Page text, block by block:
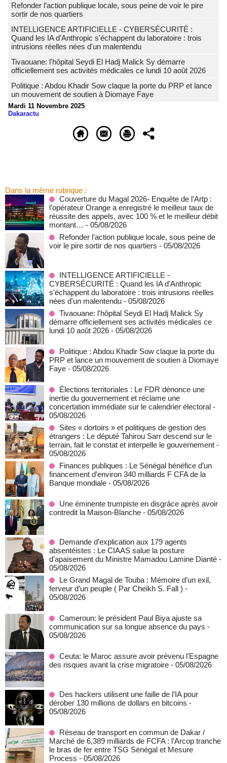
Refonder l’action publique locale, sous peine de voir le pire
sortir de nos quartiers
INTELLIGENCE ARTIFICIELLE - CYBERSÉCURITÉ :
Quand les IA d'Anthropic s'échappent du laboratoire : trois
intrusions réelles nées d'un malentendu
Tivaouane: l'hôpital Seydi El Hadj Malick Sy démarre
officiellement ses activités médicales ce lundi 10 août 2026
Politique : Abdou Khadir Sow claque la porte du PRP et lance
un mouvement de soutien à Diomaye Faye
Mardi 11 Novembre 2025
Dakaractu
Dans la même rubrique :
Couverture du Magal 2026- Enquête de l’Artp :
l’opérateur Orange a enregistré le meilleur taux de
réussite des appels, avec 100 % et le meilleur débit
montant… - 05/08/2026
Refonder l’action publique locale, sous peine de
voir le pire sortir de nos quartiers - 05/08/2026
INTELLIGENCE ARTIFICIELLE -
CYBERSÉCURITÉ : Quand les IA d'Anthropic
s'échappent du laboratoire : trois intrusions réelles
nées d'un malentendu - 05/08/2026
Tivaouane: l'hôpital Seydi El Hadj Malick Sy
démarre officiellement ses activités médicales ce
lundi 10 août 2026 - 05/08/2026
Politique : Abdou Khadir Sow claque la porte du
PRP et lance un mouvement de soutien à Diomaye
Faye - 05/08/2026
Élections territoriales : Le FDR dénonce une
inertie du gouvernement et réclame une
concertation immédiate sur le calendrier électoral -
05/08/2026
Sites « dortoirs » et politiques de gestion des
étrangers : Le député Tahirou Sarr descend sur le
terrain, fait le constat et interpelle le gouvernement -
05/08/2026
Finances publiques : Le Sénégal bénéfice d’un
financement d’environ 340 milliards F CFA de la
Banque mondiale - 05/08/2026
Une éminente trumpiste en disgrâce après avoir
contredit la Maison-Blanche - 05/08/2026
Demande d’explication aux 179 agents
absentéistes : Le CIAAS salue la posture
d’apaisement du Ministre Mamadou Lamine Dianté -
05/08/2026
Le Grand Magal de Touba : Mémoire d’un exil,
ferveur d’un peuple ( Par Cheikh S. Fall ) -
05/08/2026
Cameroun: le président Paul Biya ajuste sa
communication sur sa longue absence du pays -
05/08/2026
Ceuta: le Maroc assure avoir prévenu l'Espagne
des risques avant la crise migratoire - 05/08/2026
Des hackers utilisent une faille de l’IA pour
dérober 130 millions de dollars en bitcoins -
05/08/2026
Réseau de transport en commun de Dakar /
Marché de 6,389 milliards de FCFA : l’Arcop tranche
le bras de fer entre TSG Sénégal et Mesure
Process - 05/08/2026